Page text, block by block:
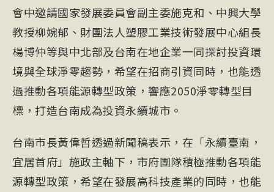
會中邀請國家發展委員會副主委施克和、中興大學
教授柳婉郁、財團法人塑膠工業技術發展中心組長
楊博仲等與中北部及台南在地企業一同探討投資環
境與全球淨零趨勢，希望在招商引資同時，也能透
過推動各項能源轉型政策，響應2050淨零轉型目
標，打造台南成為投資永續城市。
台南市長黃偉哲透過新聞稿表示，在「永續臺南，
宜居首府」施政主軸下，市府團隊積極推動各項能
源轉型政策，希望在發展高科技產業的同時，也能